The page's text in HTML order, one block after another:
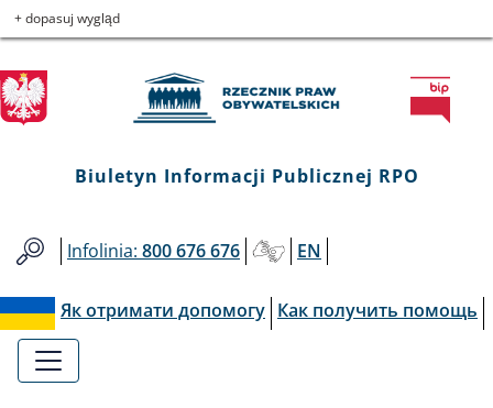
Przejdź
do
menu
głównego
Przejdź
do
treści
Przejdź
to
informacji
o
kontakcie
Przejdź
do
mapy
serwisu
Biuletyn
Informacji
Publicznej
RPO
+ dopasuj wygląd
Biuletyn Informacji Publicznej RPO
Infolinia: 800 676 676 EN
Як отримати допомогу Как получить помощь